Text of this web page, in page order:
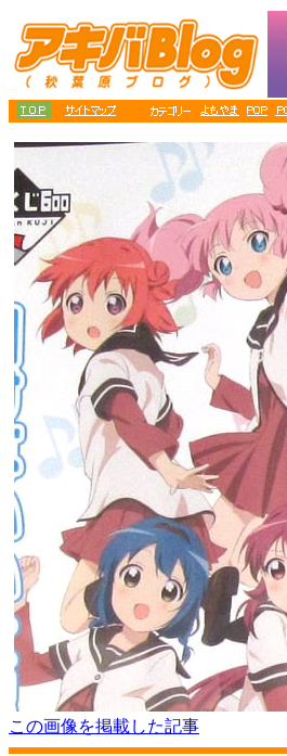
この画像を掲載した記事